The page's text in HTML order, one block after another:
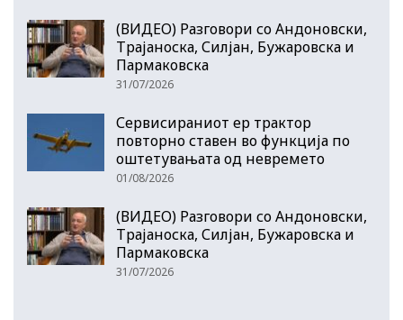
(ВИДЕО) Разговори со Андоновски,
Трајаноска, Силјан, Бужаровска и
Пармаковска
31/07/2026
Сервисираниот ер трактор
повторно ставен во функција по
оштетувањата од невремето
01/08/2026
(ВИДЕО) Разговори со Андоновски,
Трајаноска, Силјан, Бужаровска и
Пармаковска
31/07/2026